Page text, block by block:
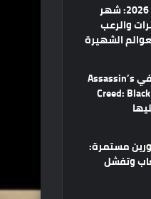
ألعاب أغسطس 2026: شهر
والرعب
الشهيرة
جميع الأسلحة في Assassin’s
Creed:
مستمرة:
وتفشل